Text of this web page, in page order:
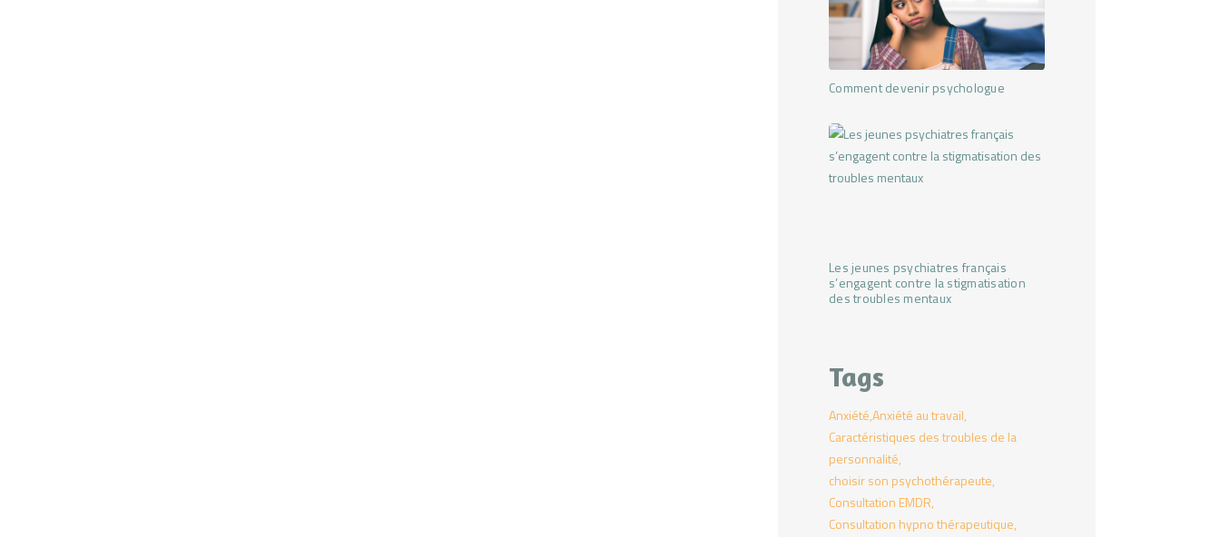
Comment devenir psychologue
Les jeunes psychiatres français
s’engagent contre la stigmatisation
des troubles mentaux
Tags
AnxiétéAnxiété au travail
Caractéristiques des troubles de la
personnalité
choisir son psychothérapeute
Consultation EMDR
Consultation hypno thérapeutique